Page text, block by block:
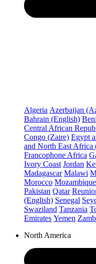
Algeria Azerbaijan
Bahrain (English)
Central African
Congo (Zaire) Egypt
and North East Africa
Francophone Africa
Ivory Coast Jordan
Madagascar Malawi
Morocco Mozambique
Pakistan Qatar
(English) Senegal
Swaziland Tanzania
Emirates Yemen
North America